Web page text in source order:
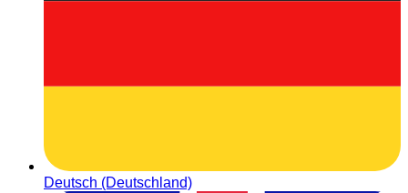
Deutsch (Deutschland)